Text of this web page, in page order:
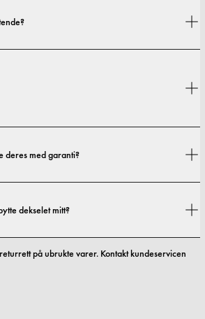
til mer beskyttende utforminger.
fraktpolicy.
deres med garanti?
de første 12 månedene, erstatter vi dekselet
dekselet mitt?
på ubrukte varer. Kontakt kundeservicen